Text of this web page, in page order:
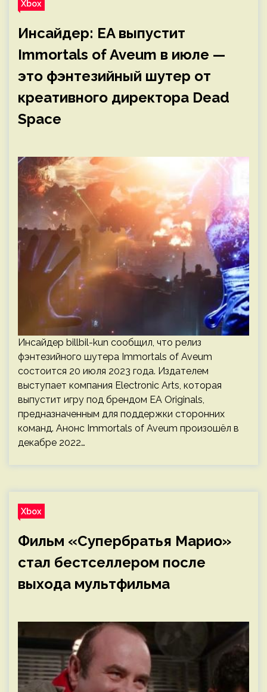
Xbox
Инсайдер: EA выпустит
Immortals of Aveum в июле —
это фэнтезийный шутер от
креативного директора Dead
Space
Инсайдер billbil-kun сообщил, что релиз
фэнтезийного шутера Immortals of Aveum
состоится 20 июля 2023 года. Издателем
выступает компания Electronic Arts, которая
выпустит игру под брендом EA Originals,
предназначенным для поддержки сторонних
команд. Анонс Immortals of Aveum произошёл в
декабре 2022…
Xbox
Фильм «Супербратья Марио»
стал бестселлером после
выхода мультфильма